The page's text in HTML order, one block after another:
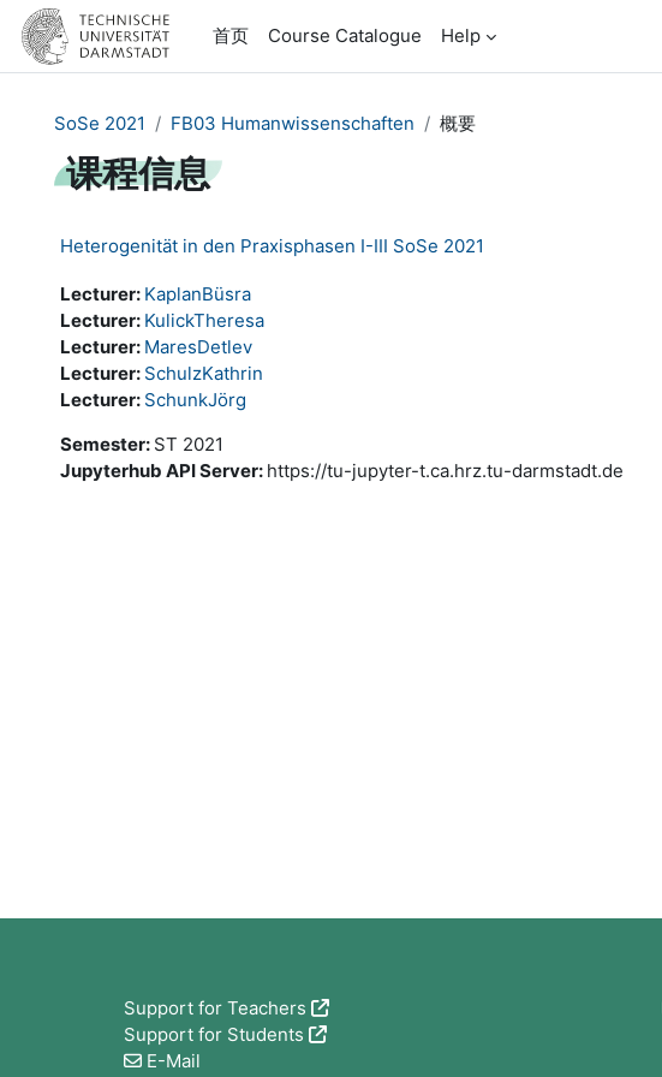
跳到主要内容
首页
Course Catalogue Help
SoSe 2021 FB03 Humanwissenschaften 概要
课程信息
Heterogenität in den Praxisphasen I-III SoSe 2021
Lecturer: KaplanBüsra
Lecturer: KulickTheresa
Lecturer: MaresDetlev
Lecturer: SchulzKathrin
Lecturer: SchunkJörg
Semester: ST 2021
Jupyterhub API Server: https://tu-jupyter-t.ca.hrz.tu-darmstadt.de
Support for Teachers
Support for Students
E-Mail